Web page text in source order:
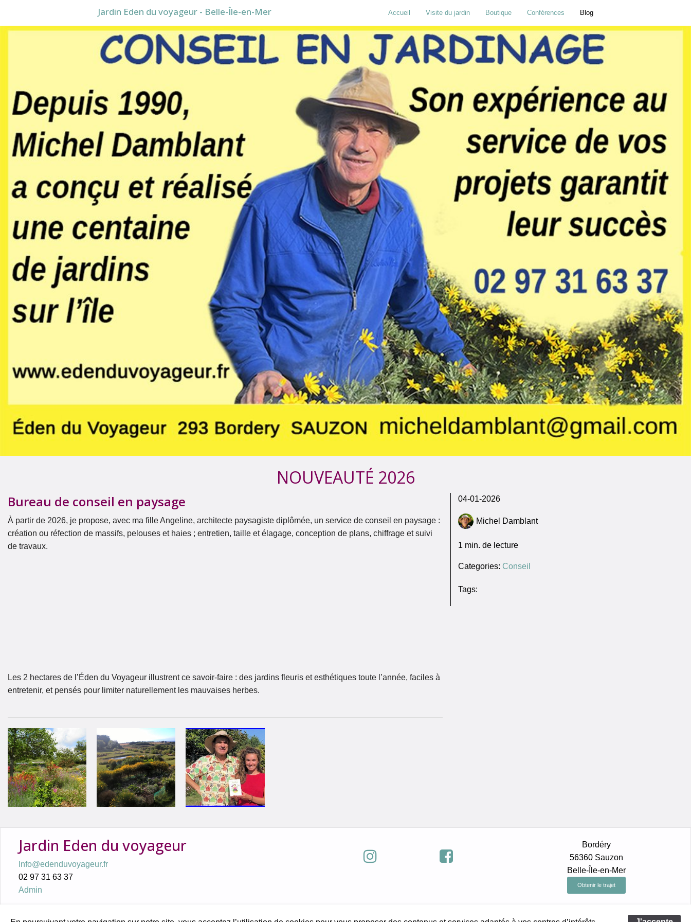
Jardin Eden du voyageur - Belle-Île-en-Mer Accueil Visite du jardin Boutique Conférences Blog
NOUVEAUTÉ 2026
Bureau de conseil en paysage
À partir de 2026, je propose, avec ma fille Angeline, architecte paysagiste diplômée, un service de conseil en paysage :
création ou réfection de massifs, pelouses et haies ; entretien, taille et élagage, conception de plans, chiffrage et suivi
de travaux.
Les 2 hectares de l’Éden du Voyageur illustrent ce savoir-faire : des jardins fleuris et esthétiques toute l’année, faciles à
entretenir, et pensés pour limiter naturellement les mauvaises herbes.
04-01-2026
Michel Damblant
1 min. de lecture
Categories: Conseil
Tags:
Jardin Eden du voyageur
Info@edenduvoyageur.fr
02 97 31 63 37
Admin
Bordéry
56360 Sauzon
Belle-Île-en-Mer
Obtenir le trajet